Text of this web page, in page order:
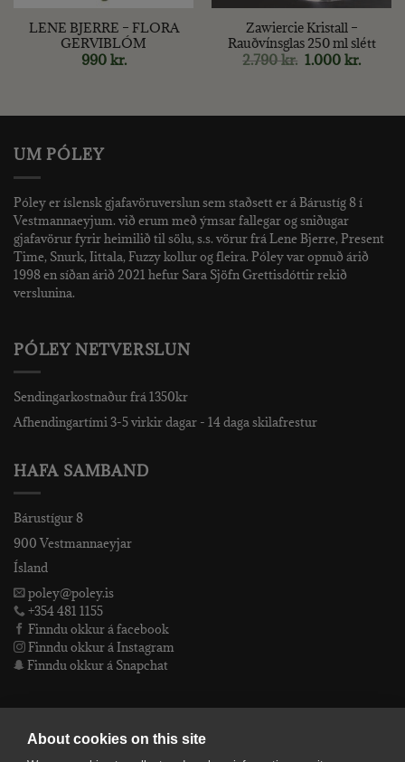
LENE BJERRE – FLORA
GERVIBLÓM
990 kr.
Zawiercie Kristall –
Rauðvínsglas 250 ml slétt
2.790kr. Original
price
1.000 kr.
price
UM PÓLEY
Póley er íslensk gjafavöruverslun sem staðsett er á Bárustíg 8 í
Vestmannaeyjum. við erum með ýmsar fallegar og sniðugar
gjafavörur fyrir heimilið til sölu, s.s. vörur frá Lene Bjerre, Present
Time, Snurk, Iittala, Fuzzy kollur og fleira. Póley var opnuð árið
1998 en síðan árið 2021 hefur Sara Sjöfn Grettisdóttir rekið
verslunina.
PÓLEY NETVERSLUN
Sendingarkostnaður frá 1350kr
Afhendingartími 3-5 virkir dagar - 14 daga skilafrestur
HAFA SAMBAND
Bárustígur 8
900 Vestmannaeyjar
Ísland
poley@poley.is
+354 481 1155
Finndu okkur á facebook
Finndu okkur á Instagram
Finndu okkur á Snapchat
About cookies on this site